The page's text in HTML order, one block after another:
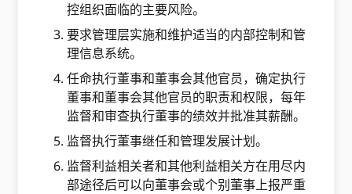
控组织面临的主要风险。
要求管理层实施和维护适当的内部控制和管
理信息系统。
任命执行董事和董事会其他官员，确定执行
董事和董事会其他官员的职责和权限，每年
监督和审查执行董事的绩效并批准其薪酬。
监督执行董事继任和管理发展计划。
监督利益相关者和其他利益相关方在用尽内
部途径后可以向董事会或个别董事上报严重